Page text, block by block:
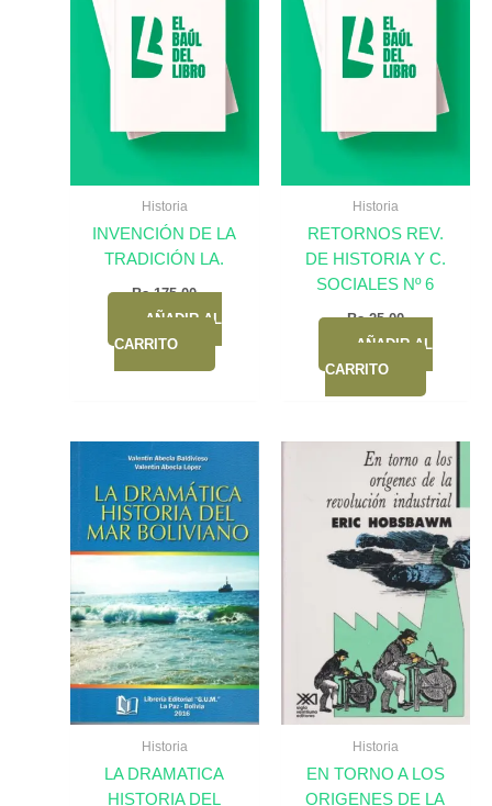
Historia
INVENCIÓN DE LA
TRADICIÓN LA.
Bs.175,00
AÑADIR AL
CARRITO
Historia
RETORNOS REV.
DE HISTORIA Y C.
SOCIALES Nº 6
Bs.25,00
AÑADIR AL
CARRITO
Historia
LA DRAMATICA
HISTORIA DEL
Historia
EN TORNO A LOS
ORIGENES DE LA